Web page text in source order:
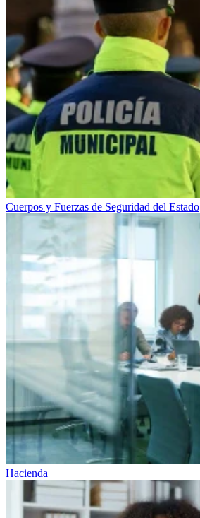
Cuerpos y Fuerzas de Seguridad del Estado
Hacienda